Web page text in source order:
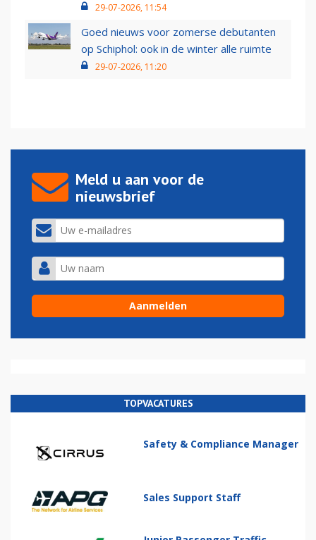
29-07-2026, 11:54
Goed nieuws voor zomerse debutanten
op Schiphol: ook in de winter alle ruimte
29-07-2026, 11:20
Meld u aan voor de
nieuwsbrief
TOPVACATURES
Safety & Compliance Manager
Sales Support Staff